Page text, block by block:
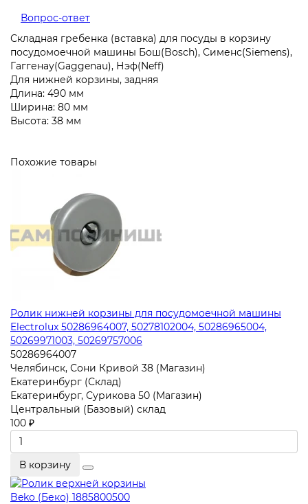
Вопрос-ответ
Складная гребенка (вставка) для посуды в корзину
посудомоечной машины Бош(Bosch), Сименс(Siemens),
Гаггенау(Gaggenau), Нэф(Neff)
Для нижней корзины, задняя
Длина: 490 мм
Ширина: 80 мм
Высота: 38 мм
Похожие товары
Ролик нижней корзины для посудомоечной машины
Electrolux 50286964007, 50278102004, 50286965004,
50269971003, 50269757006
50286964007
Челябинск, Сони Кривой 38 (Магазин)
Екатеринбург (Склад)
Екатеринбург, Сурикова 50 (Магазин)
Центральный (Базовый) склад
100 ₽
В корзину